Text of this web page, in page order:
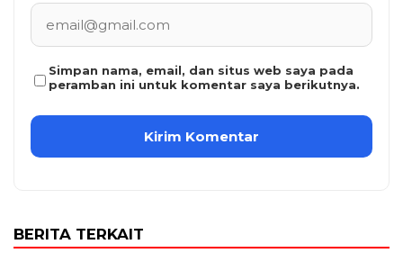
Simpan nama, email, dan situs web saya pada
peramban ini untuk komentar saya berikutnya.
BERITA TERKAIT